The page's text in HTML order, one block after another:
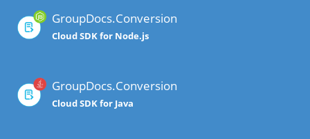
GroupDocs.Conversion
Cloud SDK for Node.js
GroupDocs.Conversion
Cloud SDK for Java